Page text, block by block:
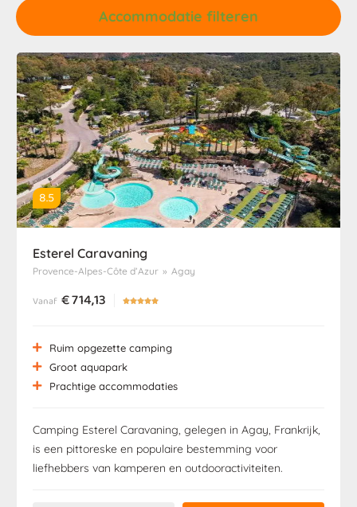
Accommodatie filteren
8.5
Esterel Caravaning
Provence-Alpes-Côte d’Azur » Agay
Vanaf €714,13 
Ruim opgezette camping
Groot aquapark
Prachtige accommodaties
Camping Esterel Caravaning, gelegen in Agay, Frankrijk,
is een pittoreske en populaire bestemming voor
liefhebbers van kamperen en outdooractiviteiten.